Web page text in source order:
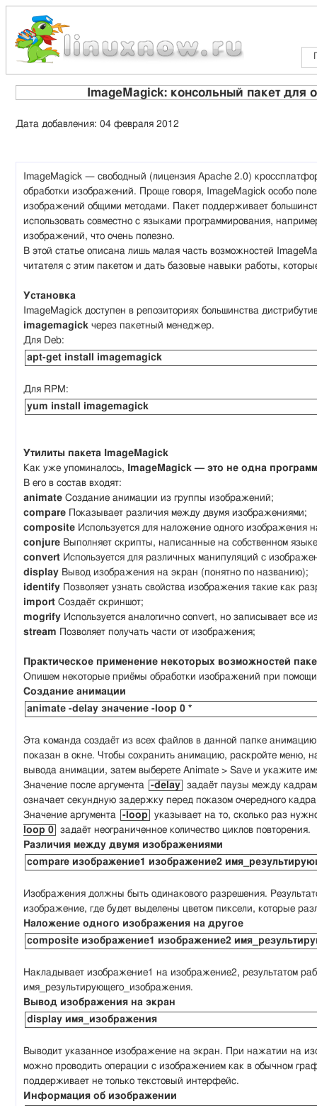
ImageMagick: консольный пакет для
Дата добавления: 04 февраля 2012
ImageMagick — свободный (лицензия Apache 2.0)
обработки изображений. Проще говоря, ImageMagick особо
изображений общими методами. Пакет поддерживает
использовать совместно с языками программирования,
изображений, что очень полезно.
В этой статье описана лишь малая часть возможностей
читателя с этим пакетом и дать базовые навыки работы,
Установка
ImageMagick доступен в репозиториях большинства
imagemagick через пакетный менеджер.
Для Deb:
apt-get install imagemagick
Для RPM:
yum install imagemagick
Утилиты пакета ImageMagick
Как уже упоминалось,
ImageMagick — это не одна
В его в состав входят:
animate Создание анимации из группы изображений;
compare Показывает различия между двумя изображениями;
composite Используется для наложение одного изображения
conjure Выполняет скрипты, написанные на собственном
convert Используется для различных манипуляций с
display Вывод изображения на экран (понятно по названию);
identify Позволяет узнать свойства изображения такие как
import Создаёт скриншот;
mogrify Используется аналогично convert, но записывает все
stream Позволяет получать части от изображения;
Практическое применение некоторых возможностей
Опишем некоторые приёмы обработки изображений при
Создание анимации
animate -delay значение -loop 0 *
Эта команда создаёт из всех файлов в данной папке
показан в окне. Чтобы сохранить анимацию, раскройте меню,
вывода анимации, затем выберете Animate > Save и укажите
Значение после аргумента
-delay
задаёт паузы между
означает секундную задержку перед показом очередного
Значение аргумента
-loop
указывает на то, сколько раз
loop 0
задаёт неограниченное количество циклов повторения.
Различия между двумя изображениями
compare изображение1 изображение2
Изображения должны быть одинакового разрешения.
изображение, где будет выделены цветом пиксели, которые
Наложение одного изображения на другое
composite изображение1 изображение2
Накладывает изображение1 на изображение2, результатом
имя_результирующего_изображения.
Вывод изображения на экран
display имя_изображения
Выводит указанное изображение на экран. При нажатии на
можно проводить операции с изображением как в обычном
поддерживает не только текстовый интерфейс.
Информация об изображении